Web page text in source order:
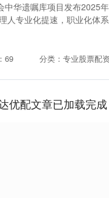
华遗嘱库项目发布2025
人专业化提速，职业化体
69 分类：专业股票配资
优配文章已加载完成